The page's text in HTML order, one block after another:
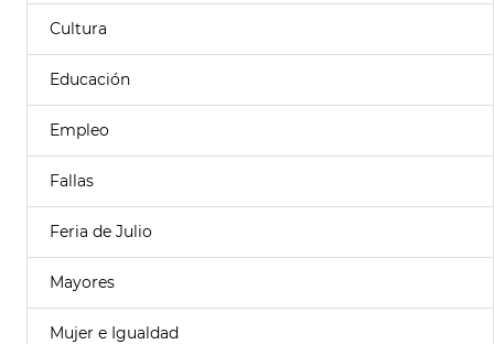
Cultura
Educación
Empleo
Fallas
Feria de Julio
Mayores
Mujer e Igualdad